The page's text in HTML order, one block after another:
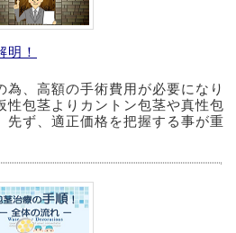
明！
為、高額の手術費用が必要になり
性包茎よりカントン包茎や真性包
先ず、適正価格を把握する事が重